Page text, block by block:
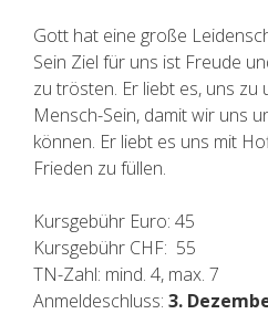
Gott hat eine große
Sein Ziel für uns ist Freude
zu trösten. Er liebt es, uns zu
Mensch-Sein, damit wir uns
können. Er liebt es uns mit
Frieden zu füllen.
Kursgebühr Euro: 45
Kursgebühr CHF: 55
TN-Zahl: mind. 4, max. 7
Anmeldeschluss: 3.